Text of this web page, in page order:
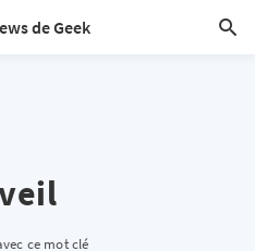
de Geek
ce mot clé